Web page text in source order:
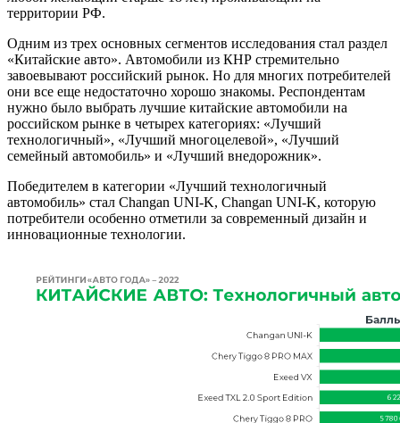
территории РФ.
Одним из трех основных сегментов исследования стал раздел
«Китайские авто». Автомобили из КНР стремительно
завоевывают российский рынок. Но для многих потребителей
они все еще недостаточно хорошо знакомы. Респондентам
нужно было выбрать лучшие китайские автомобили на
российском рынке в четырех категориях: «Лучший
технологичный», «Лучший многоцелевой», «Лучший
семейный автомобиль» и «Лучший внедорожник».
Победителем в категории «Лучший технологичный
автомобиль» стал Changan UNI-K, Changan UNI-K, которую
потребители особенно отметили за современный дизайн и
инновационные технологии.